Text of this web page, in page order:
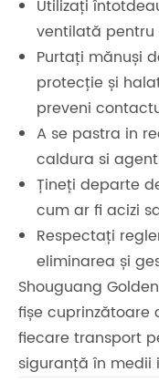
Utilizați
ventilată
Purtați mănuși
protecție și
preveni
A se pastra in
caldura si
Țineți departe
cum ar fi acizi
Respectați
eliminarea și
Shouguang
fișe cuprinzătoare
fiecare transport
siguranță în medii